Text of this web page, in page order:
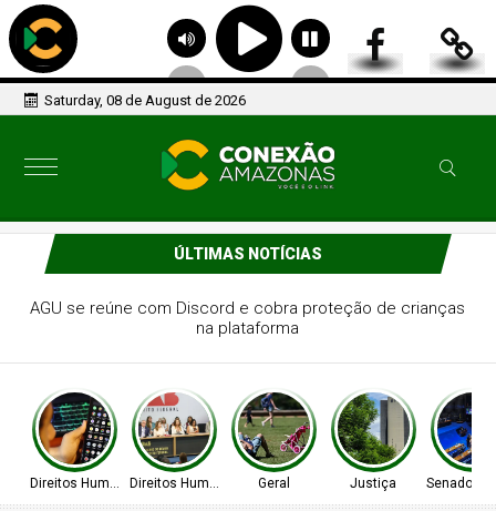
Saturday, 08 de August de 2026
ÚLTIMAS NOTÍCIAS
OAB/DF lança "violentômetro" sobre estágios da agressão
a mulheres
Direitos HumanosDireitos Humanos Geral Justiça Senado